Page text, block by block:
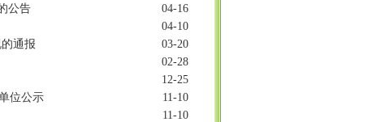
公告
04-16
04-10
通报
03-20
02-28
12-25
位公示
11-10
11-10